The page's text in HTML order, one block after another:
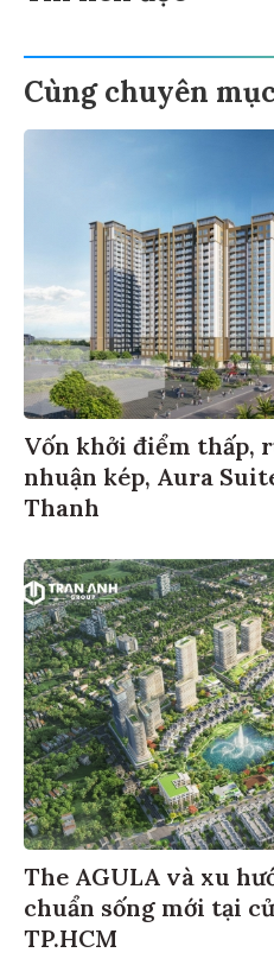
Cùng chuyên
Vốn khởi điểm thấp,
nhuận kép, Aura
Thanh
The AGULA và xu
chuẩn sống mới tại
TP.HCM